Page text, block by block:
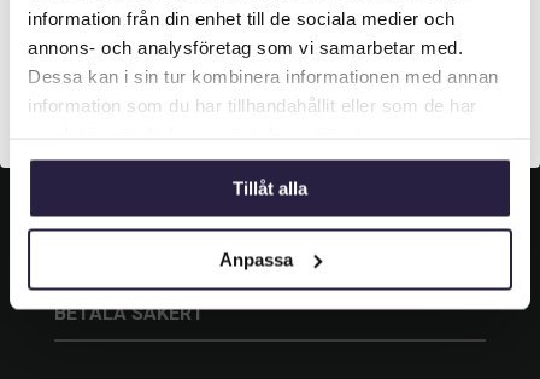
information från din enhet till de sociala medier och
annons- och analysföretag som vi samarbetar med.
Dessa kan i sin tur kombinera informationen med annan
information som du har tillhandahållit eller som de har
Tillåt alla
Anpassa
 info@webflower.se
SOCIALA MEDIER
Följ oss och gilla oss på sociala medier.
BETALA SÄKERT
Företagskund (exkl. moms)
Privatkund (inkl. moms)